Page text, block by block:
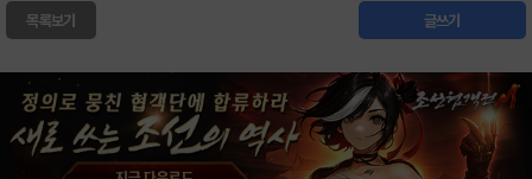
목록보기 글쓰기